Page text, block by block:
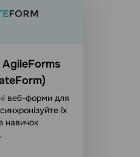
AgileForms
веб-форми для
їх
навичок